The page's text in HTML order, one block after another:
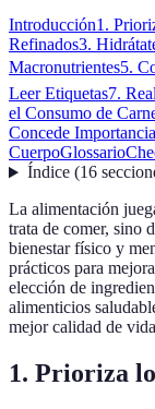
Introducción1.
Refinados3.
Macronutrientes5.
Leer Etiquetas7.
el Consumo de
Concede
CuerpoGlossario
Índice(16
La alimentación
trata de comer, sino
bienestar físico y
prácticos para
elección de
alimenticios
mejor calidad de
1. Prioriza